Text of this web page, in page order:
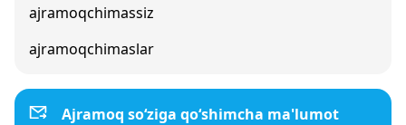
ajramoqchimassiz
ajramoqchimaslar
Ajramoq so‘ziga qo‘shimcha ma'lumot